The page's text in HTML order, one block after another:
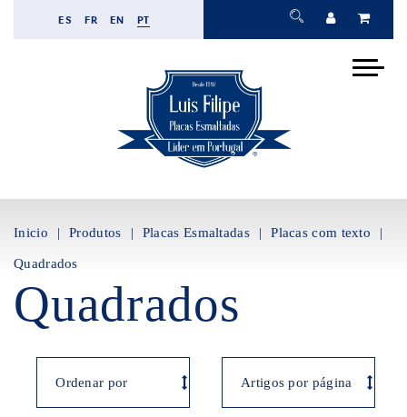
ES FR EN PT
Inicio Produtos Placas Esmaltadas Placas com texto
Quadrados
Quadrados